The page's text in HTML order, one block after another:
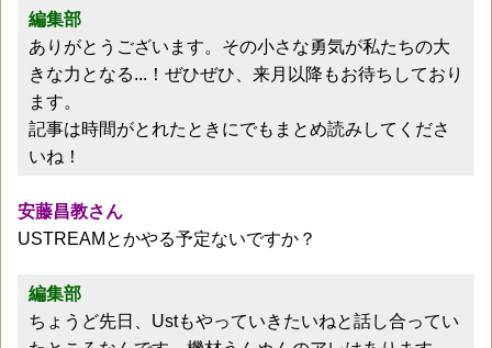
編集部
ありがとうございます。その小さな勇気が私たちの大
きな力となる...！ぜひぜひ、来月以降もお待ちしており
ます。
記事は時間がとれたときにでもまとめ読みしてくださ
いね！
安藤昌教さん
USTREAMとかやる予定ないですか？
編集部
ちょうど先日、Ustもやっていきたいねと話し合ってい